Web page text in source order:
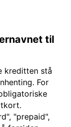
til
kreditten stå
For
"prepaid",